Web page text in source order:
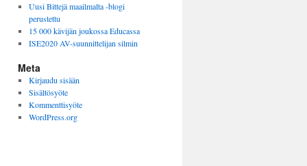
Uusi Bittejä maailmalta -blogi
perustettu
15 000 kävijän joukossa Educassa
ISE2020 AV-suunnittelijan silmin
Meta
Kirjaudu sisään
Sisältösyöte
Kommenttisyöte
WordPress.org